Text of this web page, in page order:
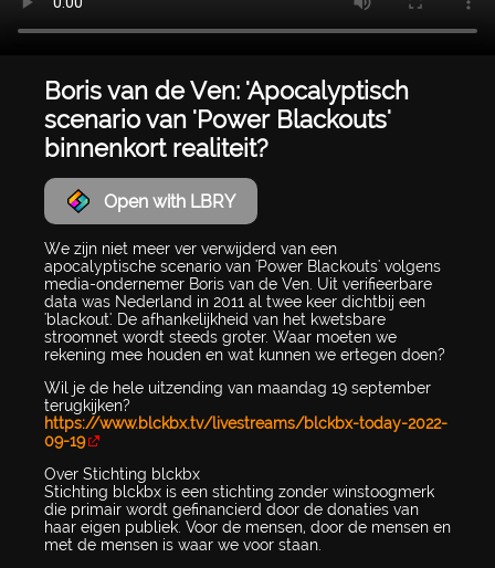
Boris van de Ven: 'Apocalyptisch
scenario van 'Power Blackouts'
binnenkort realiteit?
Open with LBRY
We zijn niet meer ver verwijderd van een
apocalyptische scenario van 'Power Blackouts' volgens
media-ondernemer Boris van de Ven. Uit verifieerbare
data was Nederland in 2011 al twee keer dichtbij een
'blackout'. De afhankelijkheid van het kwetsbare
stroomnet wordt steeds groter. Waar moeten we
rekening mee houden en wat kunnen we ertegen doen?
Wil je de hele uitzending van maandag 19 september
terugkijken?
https://www.blckbx.tv/livestreams/blckbx-today-2022-
09-19
Over Stichting blckbx
Stichting blckbx is een stichting zonder winstoogmerk
die primair wordt gefinancierd door de donaties van
haar eigen publiek. Voor de mensen, door de mensen en
met de mensen is waar we voor staan.